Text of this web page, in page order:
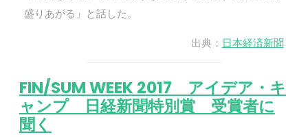
盛りあがる」と話した。
出典： 日本経済新聞
FIN/SUM WEEK 2017 アイデア・キ
ャンプ 日経新聞特別賞 受賞者に
聞く